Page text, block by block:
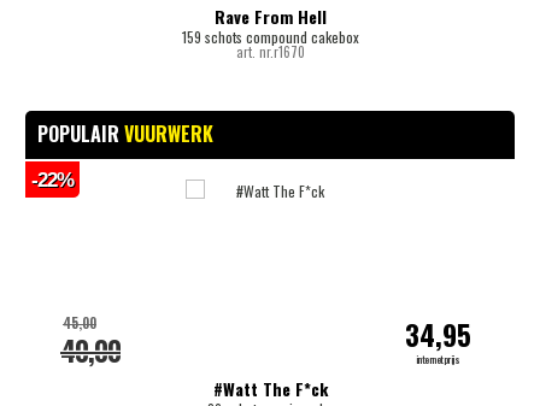
Rave From Hell
159 schots compound cakebox
art. nr.r1670
POPULAIR VUURWERK
#Watt The F*ck
40,00
45,00 34,95
internetprijs
-22%